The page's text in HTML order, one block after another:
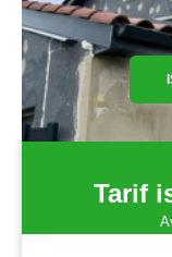
Tarif